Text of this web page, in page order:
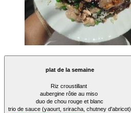
plat de la semaine
Riz croustillant
aubergine rôtie au miso
duo de chou rouge et blanc
trio de sauce (yaourt, sriracha, chutney d'abricot)